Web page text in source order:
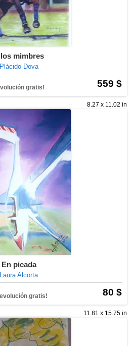
mimbres
Plácido Dova
559 $
gratis!
8.27 x 11.02 in
En picada
Laura Alcorta
80 $
gratis!
11.81 x 15.75 in